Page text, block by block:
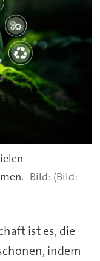
(Bild:
ist es, die
indem